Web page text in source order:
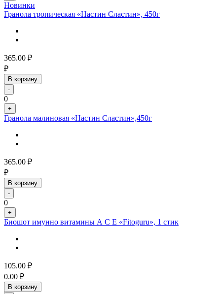
Новинки
Гранола тропическая «Настин Сластин», 450г
365.00 ₽
₽
В корзину
-
0
+
Гранола малиновая «Настин Сластин»,450г
365.00 ₽
₽
В корзину
-
0
+
Биошот имунно витамины А С Е «Fitoguru», 1 стик
105.00 ₽
0.00 ₽
В корзину